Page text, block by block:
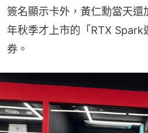
簽名顯示卡外，黃仁勳當天還
年秋季才上市的「RTX Spark
券。